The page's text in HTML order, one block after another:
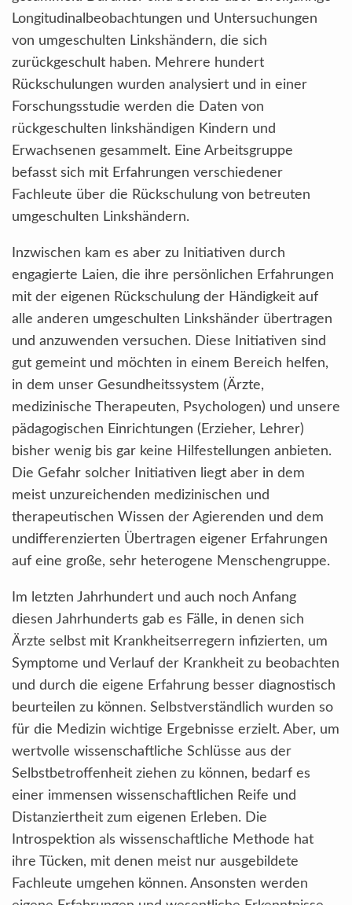
Longitudinalbeobachtungen und Untersuchungen
von umgeschulten Linkshändern, die sich
zurückgeschult haben. Mehrere hundert
Rückschulungen wurden analysiert und in einer
Forschungsstudie werden die Daten von
rückgeschulten linkshändigen Kindern und
Erwachsenen gesammelt. Eine Arbeitsgruppe
befasst sich mit Erfahrungen verschiedener
Fachleute über die Rückschulung von betreuten
umgeschulten Linkshändern.
Inzwischen kam es aber zu Initiativen durch
engagierte Laien, die ihre persönlichen Erfahrungen
mit der eigenen Rückschulung der Händigkeit auf
alle anderen umgeschulten Linkshänder übertragen
und anzuwenden versuchen. Diese Initiativen sind
gut gemeint und möchten in einem Bereich helfen,
in dem unser Gesundheitssystem (Ärzte,
medizinische Therapeuten, Psychologen) und unsere
pädagogischen Einrichtungen (Erzieher, Lehrer)
bisher wenig bis gar keine Hilfestellungen anbieten.
Die Gefahr solcher Initiativen liegt aber in dem
meist unzureichenden medizinischen und
therapeutischen Wissen der Agierenden und dem
undifferenzierten Übertragen eigener Erfahrungen
auf eine große, sehr heterogene Menschengruppe.
Im letzten Jahrhundert und auch noch Anfang
diesen Jahrhunderts gab es Fälle, in denen sich
Ärzte selbst mit Krankheitserregern infizierten, um
Symptome und Verlauf der Krankheit zu beobachten
und durch die eigene Erfahrung besser diagnostisch
beurteilen zu können. Selbstverständlich wurden so
für die Medizin wichtige Ergebnisse erzielt. Aber, um
wertvolle wissenschaftliche Schlüsse aus der
Selbstbetroffenheit ziehen zu können, bedarf es
einer immensen wissenschaftlichen Reife und
Distanziertheit zum eigenen Erleben. Die
Introspektion als wissenschaftliche Methode hat
ihre Tücken, mit denen meist nur ausgebildete
Fachleute umgehen können. Ansonsten werden